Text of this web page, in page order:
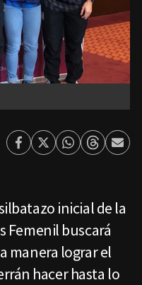
Facebook
TwitterWhatsapp
ThreadsEnviar
inicial de la
Femenil buscará
manera lograr el
hacer hasta lo